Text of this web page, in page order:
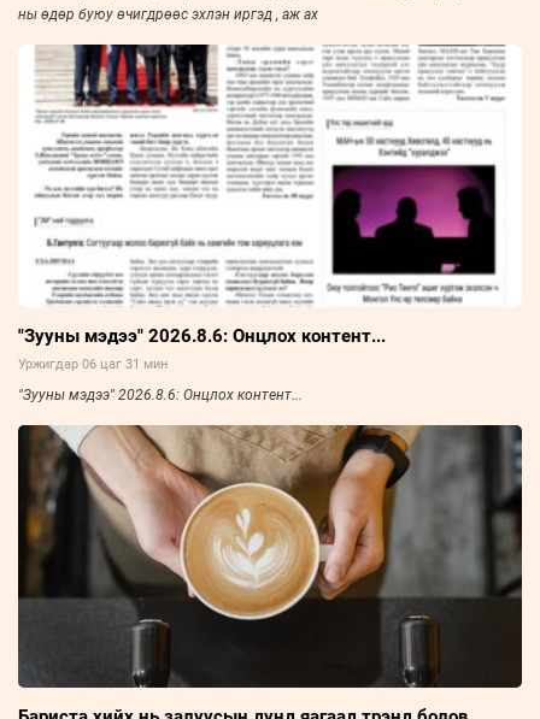
ны өдөр буюу өчигдрөөс эхлэн иргэд , аж ах
"Зууны мэдээ" 2026.8.6: Онцлох контент...
Уржигдар 06 цаг 31 мин
"Зууны мэдээ" 2026.8.6: Онцлох контент...